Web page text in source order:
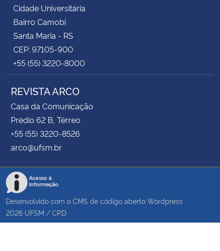
Cidade Universitária
Bairro Camobi
Santa Maria - RS
CEP: 97105-900
+55 (55) 3220-8000
REVISTA ARCO
Casa da Comunicação
Prédio 62 B, Térreo
+55 (55) 3220-8526
arco@ufsm.br
Acesso à
Informação
Desenvolvido com o CMS de código aberto Wordpress
2026 UFSM / CPD